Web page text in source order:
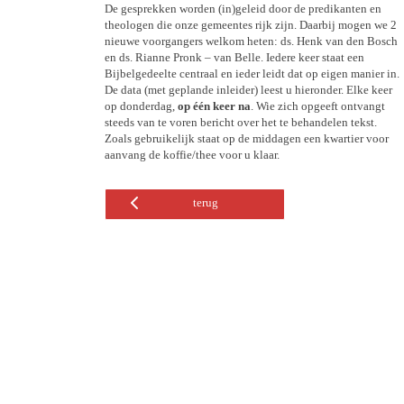
De gesprekken worden (in)geleid door de predikanten en
theologen die onze gemeentes rijk zijn. Daarbij mogen we 2
nieuwe voorgangers welkom heten: ds. Henk van den Bosch
en ds. Rianne Pronk – van Belle. Iedere keer staat een
Bijbelgedeelte centraal en ieder leidt dat op eigen manier in.
De data (met geplande inleider) leest u hieronder. Elke keer
op donderdag, op één keer na. Wie zich opgeeft ontvangt
steeds van te voren bericht over het te behandelen tekst.
Zoals gebruikelijk staat op de middagen een kwartier voor
aanvang de koffie/thee voor u klaar.
terug